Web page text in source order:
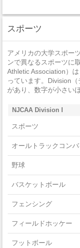
非強制性犯罪
法定強姦
強盗
加重暴行
窃盗
自動車盗難
放火
スポーツ
アメリカの大学スポー
ンで異なるスポーツに
Athletic Association）
っています。Division
があり、数字が小さい
NJCAA Division I
スポーツ
オールトラックコン
野球
バスケットボール
フェンシング
フィールドホッケー
フットボール